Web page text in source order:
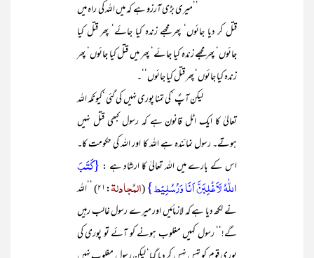
’’میری بڑی آرزو ہے کہ میں اللہ کی راہ میں
قتل کر دیا جائوں‘ پھر مجھے زندہ کیا جائے‘ پھر قتل کیا
جائوں‘ پھر مجھے زندہ کیا جائے‘ پھر میں قتل کیا جائوں‘ پھر
زندہ کیا جائوں‘ پھر قتل کیا جائوں‘‘۔
لیکن آپؐ ‘کی تمنا پوری نہیں کی گئی ‘کیونکہ اللہ
تعالیٰ کا ایک اٹل قانون ہے کہ رسول کبھی قتل نہیں
ہوتے۔ رسول نمائندہ ہے اللہ کا اور اللہ کی حکومت کا۔
اس کے بارے میں اللہ تعالیٰ کا ارشاد ہے : {کَتَبَ
اللّٰہُ لَاَغْلِبَنَّ اَنَا وَرُسُلِیْط}(المُجادلۃ
:۲۱) ’’اللہ
نے لکھ دیا ہے کہ لازماًمَیں اور میرے رسول غالب رہیں
گے!‘‘ رسول کہیں مغلوب ہونے کو آئے تو پوری کی